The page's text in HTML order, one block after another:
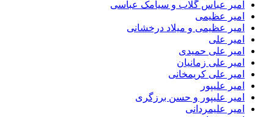
امیر عباس گلاب و سیامک عباسی
امیر عظیمی
امیر عظیمی و میلاد درخشانی
امیر علی
امیر علی حمیدی
امیر علی زمانیان
امیر علی کریمخانی
امیر علیپور
امیر علیپور و حسن برزگری
امیر علیمردانی